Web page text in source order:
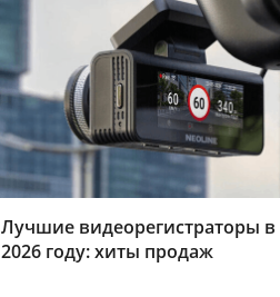
Лучшие видеорегистраторы в
2026 году: хиты продаж